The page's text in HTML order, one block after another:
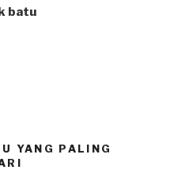
batu
YANG PALING